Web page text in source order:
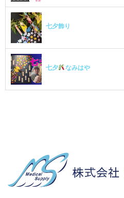
七夕飾り
七夕 なみはや